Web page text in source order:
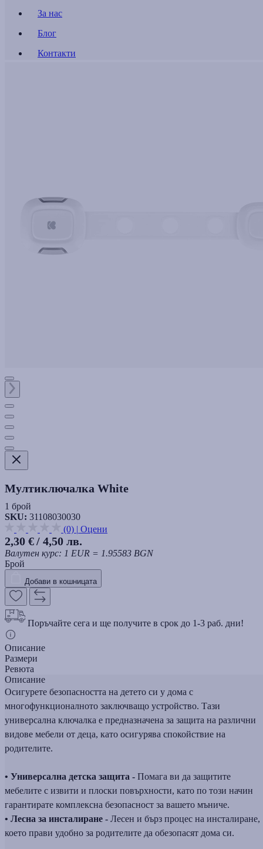
За нас
Блог
Контакти
Мултиключалка White
1 брой
SKU: 31108030030
(0) | Оцени
2,30 €/ 4,50 лв.
Валутен курс: 1 EUR = 1.95583 BGN
Брой
Добави в кошницата
Поръчайте сега и ще получите в срок до 1-3 раб. дни!
Описание
Размери
Ревюта
Описание
Осигурете безопасността на детето си у дома с
многофункционалното заключващо устройство. Тази
универсална ключалка е предназначена за защита на различни
видове мебели от деца, като осигурява спокойствие на
родителите.
• Универсална детска защита - Помага ви да защитите
мебелите с извити и плоски повърхности, като по този начин
гарантирате комплексна безопасност за вашето мъниче.
• Лесна за инсталиране - Лесен и бърз процес на инсталиране,
което прави удобно за родителите да обезопасят дома си.